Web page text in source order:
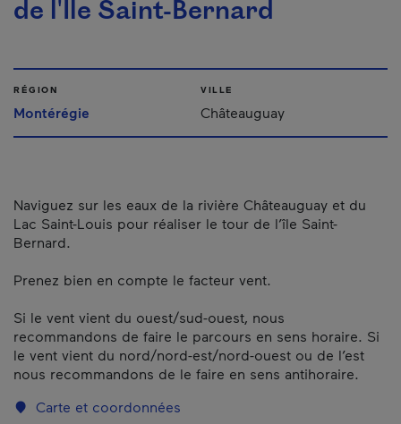
de l'Île Saint-Bernard
RÉGION
Montérégie
VILLE
Châteauguay
Naviguez sur les eaux de la rivière Châteauguay et du
Lac Saint-Louis pour réaliser le tour de l’île Saint-
Bernard.
Prenez bien en compte le facteur vent.
Si le vent vient du ouest/sud-ouest, nous
recommandons de faire le parcours en sens horaire. Si
le vent vient du nord/nord-est/nord-ouest ou de l’est
nous recommandons de le faire en sens antihoraire.
Carte et coordonnées